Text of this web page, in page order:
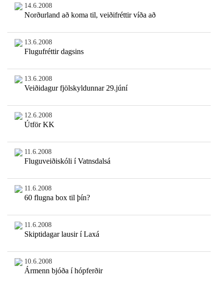
14.6.2008
Norðurland að koma til, veiðifréttir víða að
13.6.2008
Flugufréttir dagsins
13.6.2008
Veiðidagur fjölskyldunnar 29.júní
12.6.2008
Útför KK
11.6.2008
Fluguveiðiskóli í Vatnsdalsá
11.6.2008
60 flugna box til þín?
11.6.2008
Skiptidagar lausir í Laxá
10.6.2008
Ármenn bjóða í hópferðir